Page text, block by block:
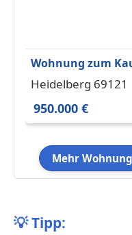
Wohnung zum
in Heidelberg
Heidelberg 69121
950.000 €
Mehr
💡Tipp: